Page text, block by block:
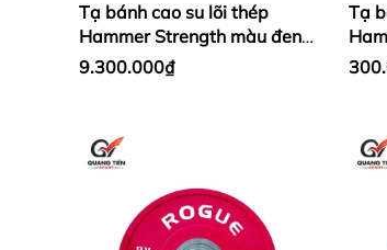
Tạ bánh cao su lõi thép
Hammer Strength màu đen
cao cấp lỗ 50 nhập khẩu (giá
9.300.000₫
Tạ
cao